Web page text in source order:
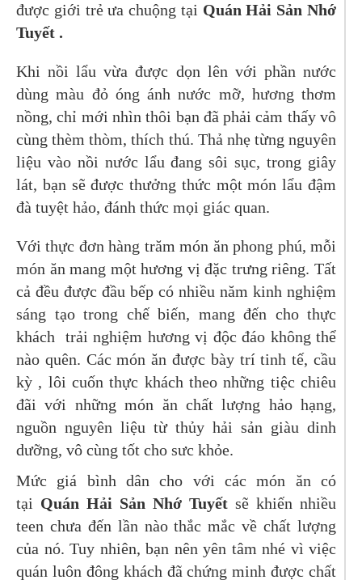
được giới trẻ ưa chuộng tại Quán Hải Sản Nhớ
Tuyết .
Khi nồi lẩu vừa được dọn lên với phần nước
dùng màu đỏ óng ánh nước mỡ, hương thơm
nồng, chỉ mới nhìn thôi bạn đã phải cảm thấy vô
cùng thèm thòm, thích thú. Thả nhẹ từng nguyên
liệu vào nồi nước lẩu đang sôi sục, trong giây
lát, bạn sẽ được thưởng thức một món lẩu đậm
đà tuyệt hảo, đánh thức mọi giác quan.
Với thực đơn hàng trăm món ăn phong phú, mỗi
món ăn mang một hương vị đặc trưng riêng. Tất
cả đều được đầu bếp có nhiều năm kinh nghiệm
sáng tạo trong chế biến, mang đến cho thực
khách trải nghiệm hương vị độc đáo không thể
nào quên. Các món ăn được bày trí tinh tế, cầu
kỳ , lôi cuốn thực khách theo những tiệc chiêu
đãi với những món ăn chất lượng hảo hạng,
nguồn nguyên liệu từ thủy hải sản giàu dinh
dưỡng, vô cùng tốt cho sưc khỏe.
Mức giá bình dân cho với các món ăn có
tại Quán Hải Sản Nhớ Tuyết sẽ khiến nhiều
teen chưa đến lần nào thắc mắc về chất lượng
của nó. Tuy nhiên, bạn nên yên tâm nhé vì việc
quán luôn đông khách đã chứng minh được chất